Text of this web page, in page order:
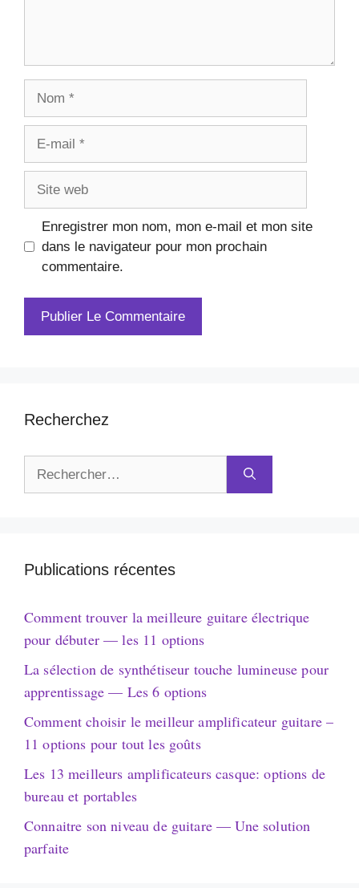
Enregistrer mon nom, mon e-mail et mon site
dans le navigateur pour mon prochain
commentaire.
Recherchez
Publications récentes
Comment trouver la meilleure guitare électrique
pour débuter — les 11 options
La sélection de synthétiseur touche lumineuse pour
apprentissage — Les 6 options
Comment choisir le meilleur amplificateur guitare –
11 options pour tout les goûts
Les 13 meilleurs amplificateurs casque: options de
bureau et portables
Connaitre son niveau de guitare — Une solution
parfaite